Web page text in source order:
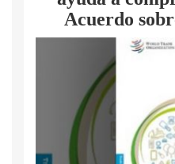
Acuerdo